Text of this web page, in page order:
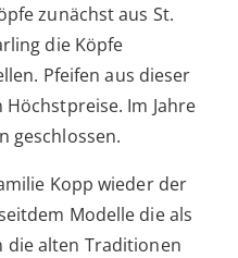
zunächst aus St.
die Köpfe
Pfeifen aus dieser
Im Jahre
geschlossen.
Kopp wieder der
Modelle die als
die alten Traditionen